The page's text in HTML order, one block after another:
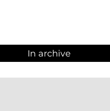
In archive